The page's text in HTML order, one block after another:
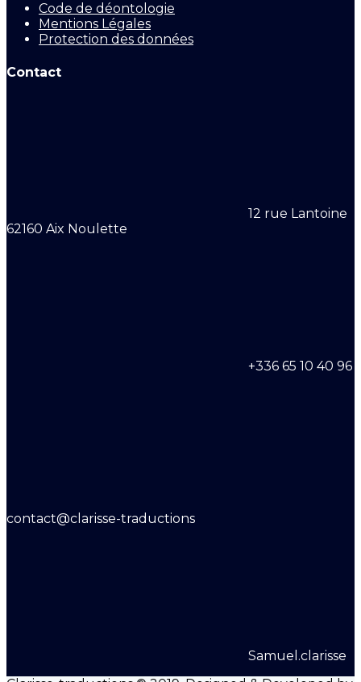
Code de déontologie
Mentions Légales
Protection des données
Contact
12 rue Lantoine
62160 Aix Noulette
+336 65 10 40 96
contact@clarisse-traductions
Samuel.clarisse